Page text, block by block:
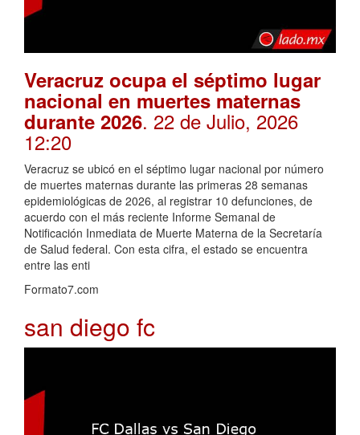
Veracruz ocupa el séptimo lugar
nacional en muertes maternas
durante 2026. 22 de Julio, 2026
12:20
Veracruz se ubicó en el séptimo lugar nacional por número
de muertes maternas durante las primeras 28 semanas
epidemiológicas de 2026, al registrar 10 defunciones, de
acuerdo con el más reciente Informe Semanal de
Notificación Inmediata de Muerte Materna de la Secretaría
de Salud federal. Con esta cifra, el estado se encuentra
entre las enti
Formato7.com
san diego fc